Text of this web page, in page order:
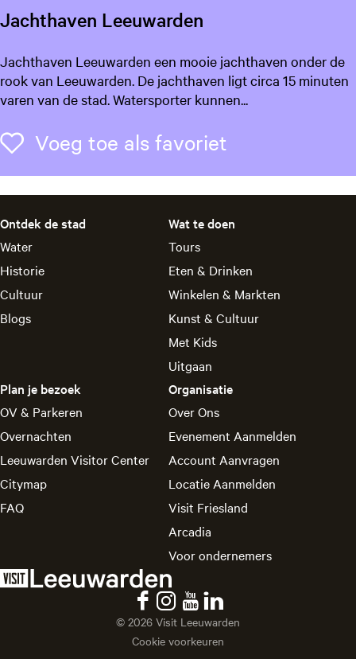
t
u
r
a
t
e
W
a
r
t
e
n
s
tJachthaven Leeuwarden
J
a
c
t
a
v
n
L
e
e
w
d
e
n
Jachthaven Leeuwarden een mooie jachthaven onder de
rook van Leeuwarden. De jachthaven ligt circa 15 minuten
varen van de stad. Watersporter kunnen...
Voeg toe als favoriet
Ontdek de stad
Water
Historie
Cultuur
Blogs
Wat te doen
Tours
Eten & Drinken
Winkelen & Markten
Kunst & Cultuur
Met Kids
Uitgaan
Plan je bezoek
OV & Parkeren
Overnachten
Leeuwarden Visitor Center
Citymap
FAQ
Organisatie
Over Ons
Evenement Aanmelden
Account Aanvragen
Locatie Aanmelden
Visit Friesland
Arcadia
Voor ondernemers
© 2026 Visit Leeuwarden
Cookie voorkeuren
F
a
c
I
n
s
Y
o
u
L
i
n